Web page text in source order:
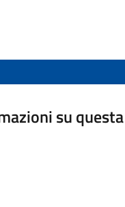
su questa